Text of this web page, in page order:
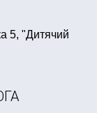
київ
львів
аксесуари
5, "Дитячий